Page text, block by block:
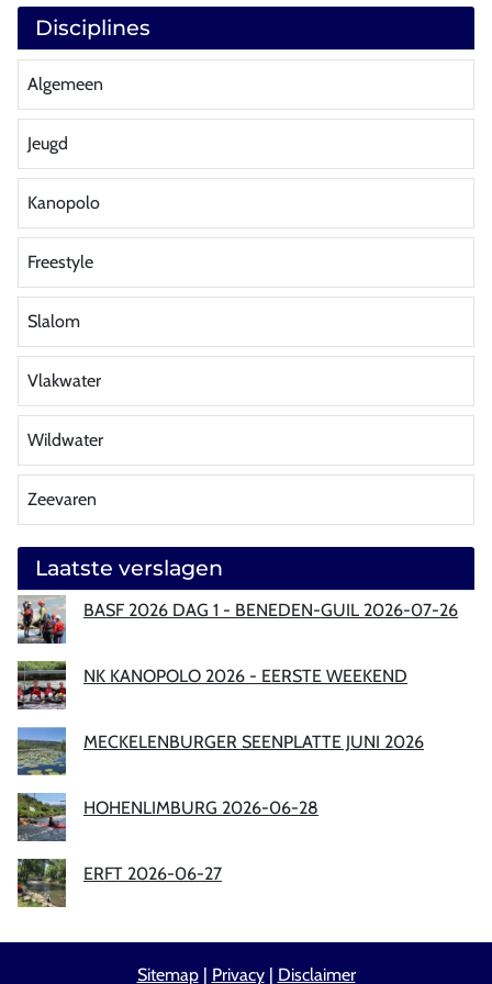
Disciplines
Algemeen
Jeugd
Kanopolo
Freestyle
Slalom
Vlakwater
Wildwater
Zeevaren
Laatste verslagen
BASF 2026 DAG 1 - BENEDEN-GUIL 2026-07-26
NK KANOPOLO 2026 - EERSTE WEEKEND
MECKELENBURGER SEENPLATTE JUNI 2026
HOHENLIMBURG 2026-06-28
ERFT 2026-06-27
Sitemap| Privacy| Disclaimer